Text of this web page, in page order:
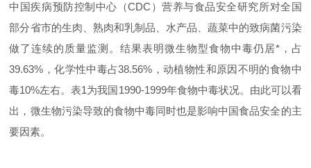
中国疾病预防控制中心（CDC ）营养与食品安全研究所对全国
部分省市的生肉、熟肉和乳制品、水产品、蔬菜中的致病菌污染
做了连续的质量监测。结果表明微生物型食物中毒仍居*，占
39.63% ，化学性中毒占38.56% ，动植物性和原因不明的食物中
毒10%左右。表1为我国1990-1999年食物中毒状况。由此可以看
出，微生物污染导致的食物中毒同时也是影响中国食品安全的主
要因素。